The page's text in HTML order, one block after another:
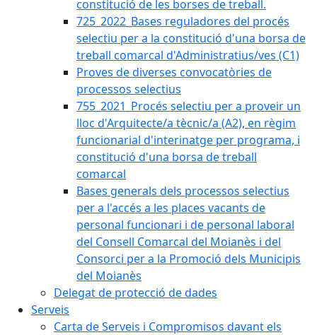
constitució de les borses de treball.
725_2022_Bases reguladores del procés
selectiu per a la constitució d'una borsa de
treball comarcal d'Administratius/ves (C1)
Proves de diverses convocatòries de
processos selectius
755_2021_Procés selectiu per a proveir un
lloc d'Arquitecte/a tècnic/a (A2), en règim
funcionarial d'interinatge per programa, i
constitució d'una borsa de treball
comarcal
Bases generals dels processos selectius
per a l'accés a les places vacants de
personal funcionari i de personal laboral
del Consell Comarcal del Moianès i del
Consorci per a la Promoció dels Municipis
del Moianès
Delegat de protecció de dades
Serveis
Carta de Serveis i Compromisos davant els